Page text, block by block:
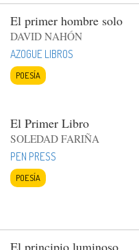
El primer hombre solo
DAVID NAHÓN
AZOGUE LIBROS
POESÍA
El Primer Libro
SOLEDAD FARIÑA
PEN PRESS
POESÍA
El principio luminoso